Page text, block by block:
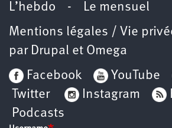
L’hebdo - Le mensuel
Mentions légales / Vie
par Drupal et Omega
Facebook
YouTube
Twitter
Instagram
Podcasts